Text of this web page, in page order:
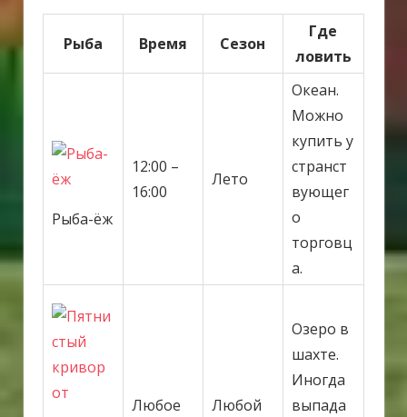
Рыба Время Сезон
Где
ловить
Рыба-ёж
12:00 –
16:00
Лето
Океан.
Можно
купить у
странст
вующег
о
торговц
а.
Любое Любой
Озеро в
шахте.
Иногда
выпада